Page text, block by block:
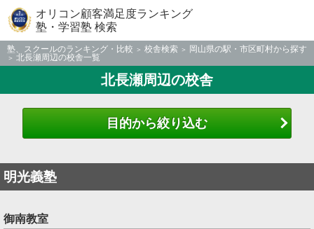
オリコン顧客満足度ランキング
塾・学習塾 検索
塾、スクールのランキング・比較 校舎検索
岡山県の駅・市区町村から探す
北長瀬周辺の校舎一覧
北長瀬周辺の校舎
目的から絞り込む
明光義塾
御南教室